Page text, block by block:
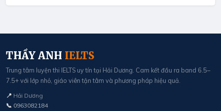
THẦY ANH IELTS
Trung tâm luyện thi IELTS uy tín tại Hải Dương. Cam kết đầu ra band 6.5–
7.5+ với lớp nhỏ, giáo viên tận tâm và phương pháp hiệu quả.
📍 Hải Dương
📞 0963082184